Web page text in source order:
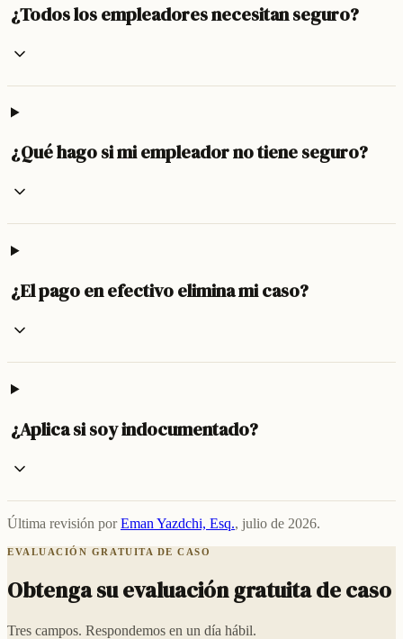
¿Todos los empleadores necesitan seguro?
¿Qué hago si mi empleador no tiene seguro?
¿El pago en efectivo elimina mi caso?
¿Aplica si soy indocumentado?
Última revisión por Eman Yazdchi, Esq., julio de 2026.
EVALUACIÓN GRATUITA DE CASO
Obtenga su evaluación gratuita de caso
Tres campos. Respondemos en un día hábil.